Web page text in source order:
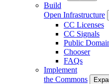
Build
Open Infrastructure
CC Licenses
CC Signals
Public
Chooser
FAQs
Implement
the Commons